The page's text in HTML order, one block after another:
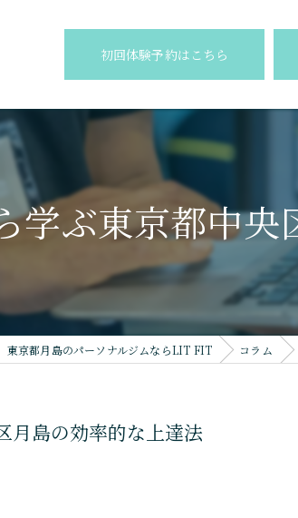
初回体験予約はこちら
学ぶ東京都中
東京都月島のパーソナルジムならLIT FIT コラム
月島の効率的な上達法